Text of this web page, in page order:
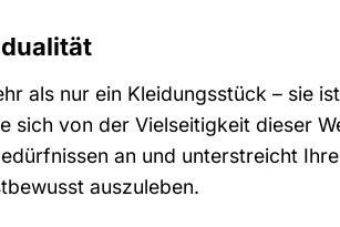
als nur ein Kleidungsstück – sie
sich von der Vielseitigkeit dieser
an und unterstreicht
auszuleben.